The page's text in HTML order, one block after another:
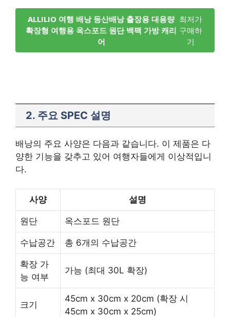
ALLILIO 여행 배낭 등산배낭 출장용 대용량
확장형 여행용 옥스포드 원단 백팩 가방 캐리
어
최저가
구매하
기
2. 주요 SPEC 설명
배낭의 주요 사양은 다음과 같습니다. 이 제품은 다
양한 기능을 갖추고 있어 여행자들에게 이상적입니
다.
사양 설명
원단 옥스포드 원단
수납공간 총 6개의 수납공간
확장 가
능 여부
가능 (최대 30L 확장)
크기
45cm x 30cm x 20cm (확장 시
45cm x 30cm x 25cm)